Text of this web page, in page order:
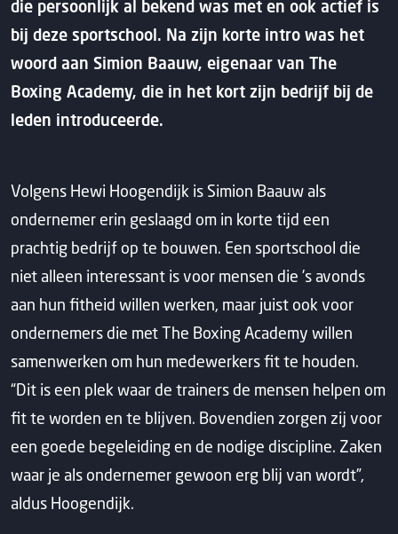
die persoonlijk al bekend was met en ook actief is
bij deze sportschool. Na zijn korte intro was het
woord aan Simion Baauw, eigenaar van The
Boxing Academy, die in het kort zijn bedrijf bij de
leden introduceerde.
Volgens Hewi Hoogendijk is Simion Baauw als
ondernemer erin geslaagd om in korte tijd een
prachtig bedrijf op te bouwen. Een sportschool die
niet alleen interessant is voor mensen die ’s avonds
aan hun fitheid willen werken, maar juist ook voor
ondernemers die met The Boxing Academy willen
samenwerken om hun medewerkers fit te houden.
“Dit is een plek waar de trainers de mensen helpen om
fit te worden en te blijven. Bovendien zorgen zij voor
een goede begeleiding en de nodige discipline. Zaken
waar je als ondernemer gewoon erg blij van wordt”,
aldus Hoogendijk.